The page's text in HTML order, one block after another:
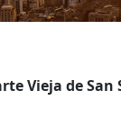
Vieja de San